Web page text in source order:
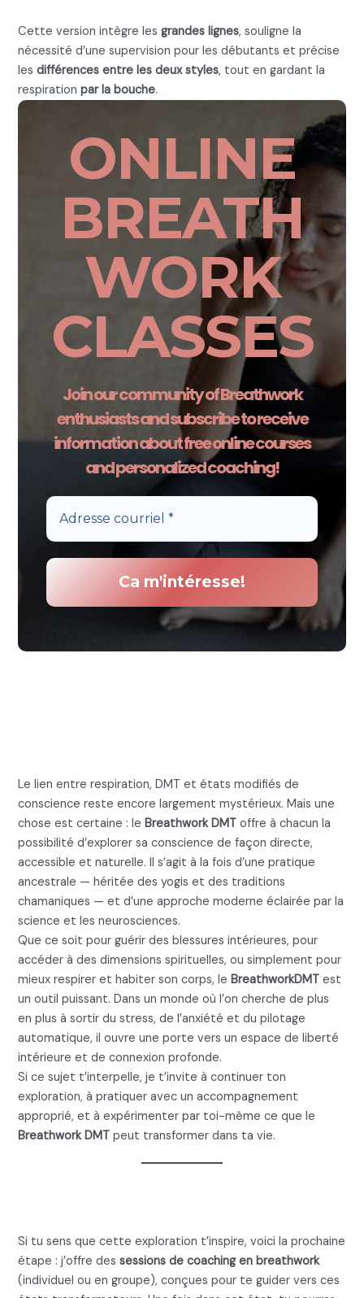
Cette version intègre lesgrandes lignes, souligne la
nécessité d’une supervision pour les débutants et précise
lesdifférences entre les deux styles, tout en gardant la
respirationpar la bouche.
ONLINE
BREATH
WORK
CLASSES
Join our community of Breathwork
enthusiasts and subscribe to receive
information about free online courses
and personalized coaching!
Le lien entre respiration, DMT et états modifiés de
conscience reste encore largement mystérieux. Mais une
chose est certaine : leBreathwork DMT offre à chacun la
possibilité d’explorer sa conscience de façon directe,
accessible et naturelle. Il s’agit à la fois d’une pratique
ancestrale — héritée des yogis et des traditions
chamaniques — et d’une approche moderne éclairée par la
science et les neurosciences.
Que ce soit pour guérir des blessures intérieures, pour
accéder à des dimensions spirituelles, ou simplement pour
mieux respirer et habiter son corps, leBreathworkDMT est
un outil puissant. Dans un monde où l’on cherche de plus
en plus à sortir du stress, de l’anxiété et du pilotage
automatique, il ouvre une porte vers un espace de liberté
intérieure et de connexion profonde.
Si ce sujet t’interpelle, je t’invite à continuer ton
exploration, à pratiquer avec un accompagnement
approprié, et à expérimenter par toi-même ce que le
Breathwork DMT peut transformer dans ta vie.
Si tu sens que cette exploration t’inspire, voici la prochaine
étape : j’offre dessessions de coaching en breathwork
(individuel ou en groupe), conçues pour te guider vers ces